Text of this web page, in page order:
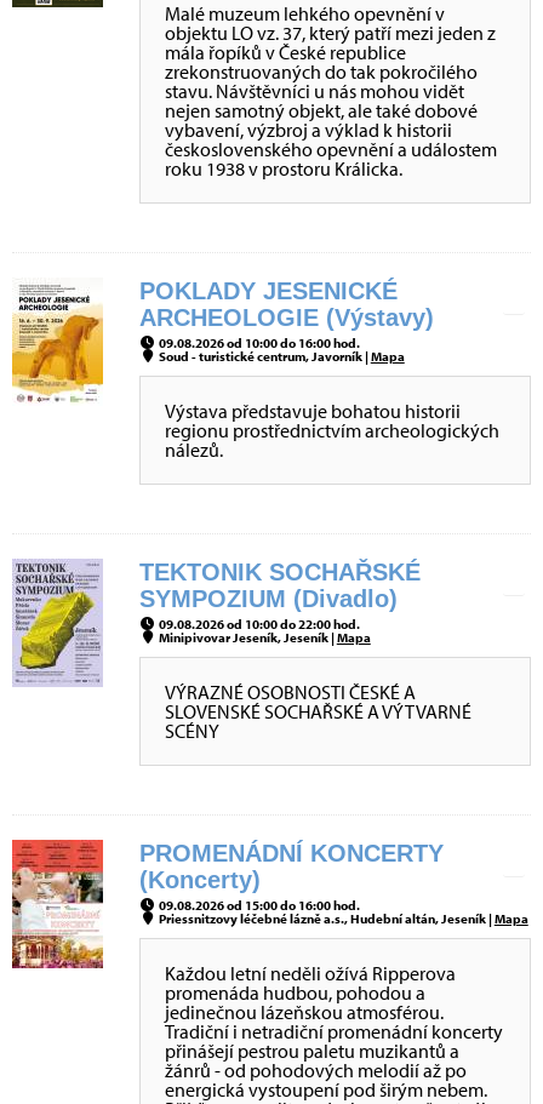
Malé muzeum lehkého opevnění v
objektu LO vz. 37, který patří mezi jeden z
mála řopíků v České republice
zrekonstruovaných do tak pokročilého
stavu. Návštěvníci u nás mohou vidět
nejen samotný objekt, ale také dobové
vybavení, výzbroj a výklad k historii
československého opevnění a událostem
roku 1938 v prostoru Králicka.
POKLADY JESENICKÉ
ARCHEOLOGIE (Výstavy)
09.08.2026 od 10:00 do 16:00 hod.
Soud - turistické centrum, Javorník |Mapa
Výstava představuje bohatou historii
regionu prostřednictvím archeologických
nálezů.
TEKTONIK SOCHAŘSKÉ
SYMPOZIUM (Divadlo)
09.08.2026 od 10:00 do 22:00 hod.
Minipivovar Jeseník, Jeseník |Mapa
VÝRAZNÉ OSOBNOSTI ČESKÉ A
SLOVENSKÉ SOCHAŘSKÉ A VÝTVARNÉ
SCÉNY
PROMENÁDNÍ KONCERTY
(Koncerty)
09.08.2026 od 15:00 do 16:00 hod.
Priessnitzovy léčebné lázně a.s., Hudební altán, Jeseník |Mapa
Každou letní neděli ožívá Ripperova
promenáda hudbou, pohodou a
jedinečnou lázeňskou atmosférou.
Tradiční i netradiční promenádní koncerty
přinášejí pestrou paletu muzikantů a
žánrů - od pohodových melodií až po
energická vystoupení pod širým nebem.